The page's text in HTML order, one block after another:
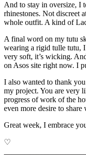
And to stay in oversize, I
rhinestones. Not discreet
whole outfit. A kind of
A final word on my tutu
wearing a rigid tulle tutu, I
very soft, it’s wicking.
on Asos site right now. I
I also wanted to thank
my project. You are very
progress of work of the
even more desire to
Great week, I embrace
♡